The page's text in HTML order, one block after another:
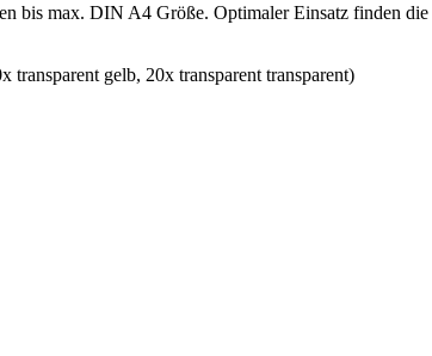
bis max. DIN A4 Größe. Optimaler Einsatz finden
gelb, 20x transparent transparent)